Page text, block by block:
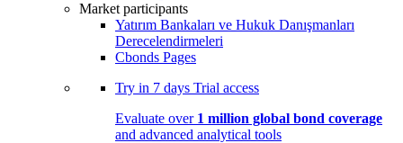
Market participants
Yatırım Bankaları ve Hukuk Danışmanları
Derecelendirmeleri
Cbonds Pages
Try in 7 days Trial access
Evaluate over 1 million global bond coverage
and advanced analytical tools